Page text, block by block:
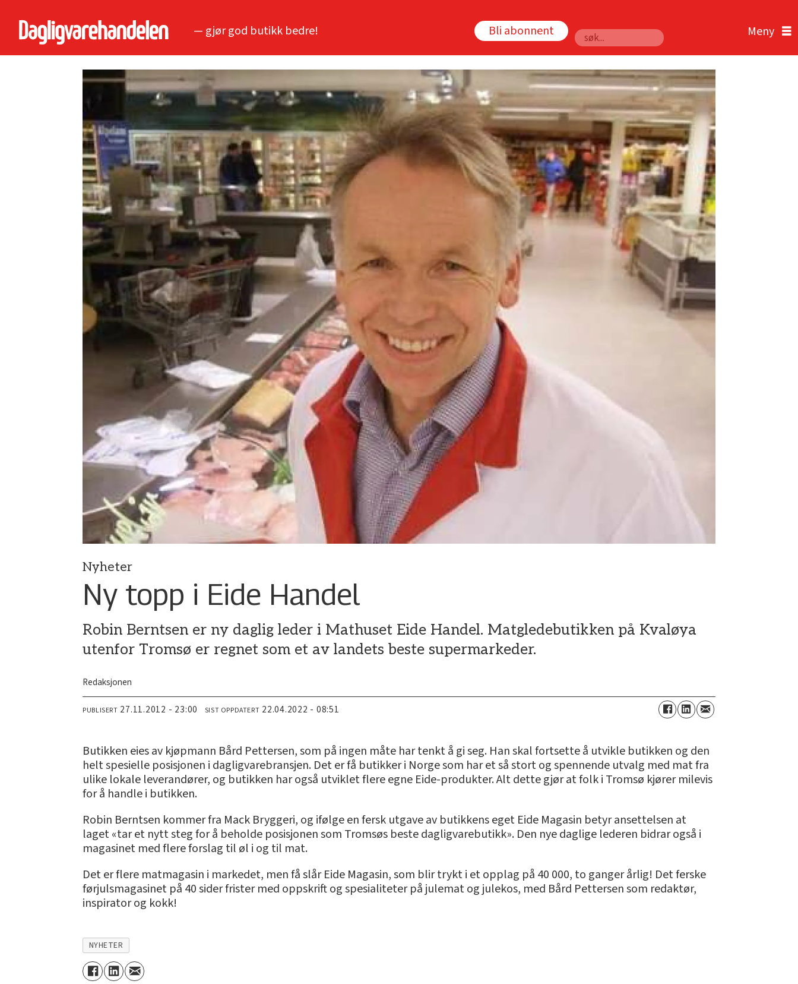
— gjør god butikk bedre! Bli abonnent
Søk
Nyheter
Ny topp i Eide Handel
Robin Berntsen er ny daglig leder i Mathuset Eide Handel. Matgledebutikken på Kvaløya
utenfor Tromsø er regnet som et av landets beste supermarkeder.
Redaksjonen
PUBLISERT 27.11.2012 - 23:00 SIST OPPDATERT 22.04.2022 - 08:51
Butikken eies av kjøpmann Bård Pettersen, som på ingen måte har tenkt å gi seg. Han skal fortsette å utvikle butikken og den
helt spesielle posisjonen i dagligvarebransjen. Det er få butikker i Norge som har et så stort og spennende utvalg med mat fra
ulike lokale leverandører, og butikken har også utviklet flere egne Eide-produkter. Alt dette gjør at folk i Tromsø kjører milevis
for å handle i butikken.
Robin Berntsen kommer fra Mack Bryggeri, og ifølge en fersk utgave av butikkens eget Eide Magasin betyr ansettelsen at
laget «tar et nytt steg for å beholde posisjonen som Tromsøs beste dagligvarebutikk». Den nye daglige lederen bidrar også i
magasinet med flere forslag til øl i og til mat.
Det er flere matmagasin i markedet, men få slår Eide Magasin, som blir trykt i et opplag på 40 000, to ganger årlig! Det ferske
førjulsmagasinet på 40 sider frister med oppskrift og spesialiteter på julemat og julekos, med Bård Pettersen som redaktør,
inspirator og kokk!
NYHETER